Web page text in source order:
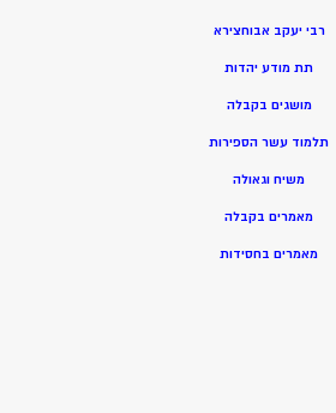
רבי יעקב אבוחצירא
תת מודע יהדות
מושגים בקבלה
תלמוד עשר הספירות
משיח וגאולה
מאמרים בקבלה
מאמרים בחסידות